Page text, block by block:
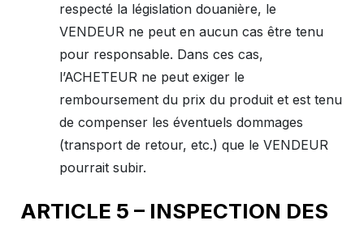
respecté la législation douanière, le
VENDEUR ne peut en aucun cas être tenu
pour responsable. Dans ces cas,
l’ACHETEUR ne peut exiger le
remboursement du prix du produit et est tenu
de compenser les éventuels dommages
(transport de retour, etc.) que le VENDEUR
pourrait subir.
ARTICLE 5 – INSPECTION DES